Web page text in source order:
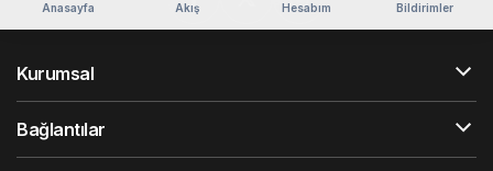
Anasayfa Akış Hesabım Bildirimler
Kurumsal
Bağlantılar